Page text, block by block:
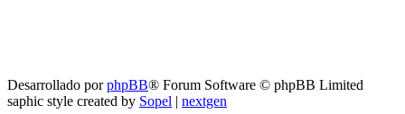
Desarrollado porphpBB® Forum Software © phpBB Limited
saphic style created by Sopel | nextgen